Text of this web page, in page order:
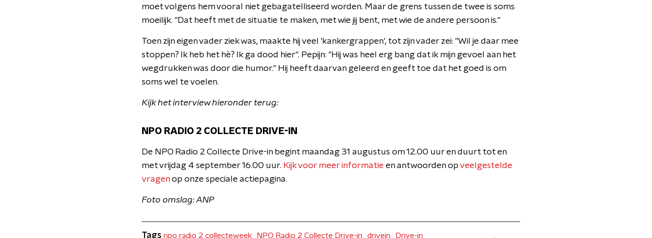
moet volgens hem vooral niet gebagatelliseerd worden. Maar de grens tussen de twee is soms
moeilijk. "Dat heeft met de situatie te maken, met wie jij bent, met wie de andere persoon is."
Toen zijn eigen vader ziek was, maakte hij veel 'kankergrappen', tot zijn vader zei: "Wil je daar mee
stoppen? Ik heb het hè? Ik ga dood hier". Pepijn: "Hij was heel erg bang dat ik mijn gevoel aan het
wegdrukken was door die humor." Hij heeft daarvan geleerd en geeft toe dat het goed is om
soms wel te voelen.
Kijk het interview hieronder terug:
NPO RADIO 2 COLLECTE DRIVE-IN
De NPO Radio 2 Collecte Drive-in begint maandag 31 augustus om 12.00 uur en duurt tot en
met vrijdag 4 september 16.00 uur. Kijk voor meer informatie en antwoorden op veelgestelde
vragen op onze speciale actiepagina.
Foto omslag: ANP
Tags npo radio 2 collecteweek NPO Radio 2 Collecte Drive-in drivein
Drive-in